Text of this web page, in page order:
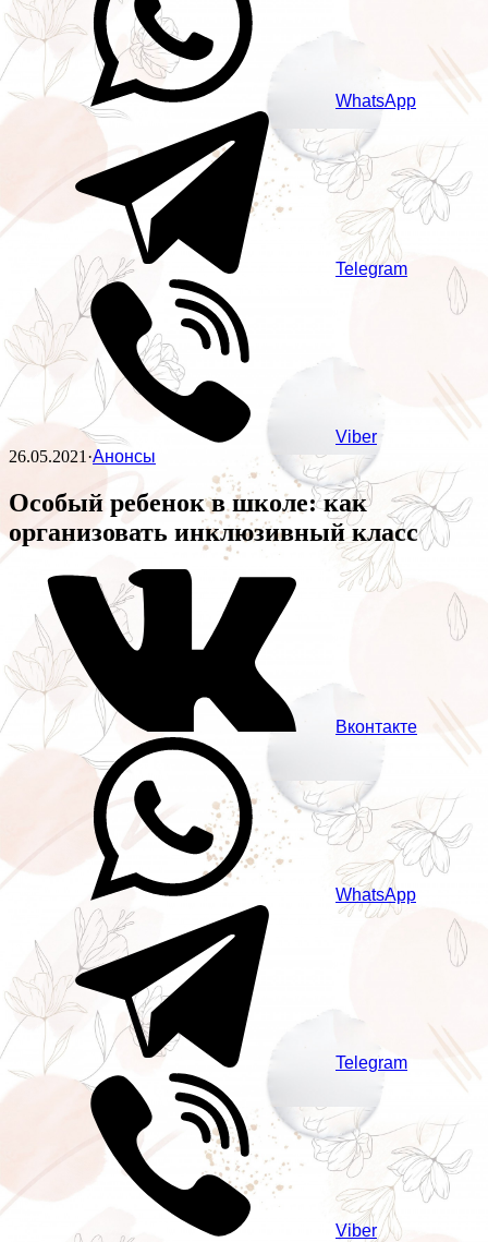
WhatsApp
Telegram
Viber
26.05.2021·Анонсы
Особый ребенок в школе: как
организовать инклюзивный класс
Вконтакте
WhatsApp
Telegram
Viber